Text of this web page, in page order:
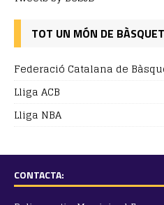
TOT UN MÓN DE BÀSQUET
Federació Catalana de
Lliga ACB
Lliga NBA
CONTACTA: